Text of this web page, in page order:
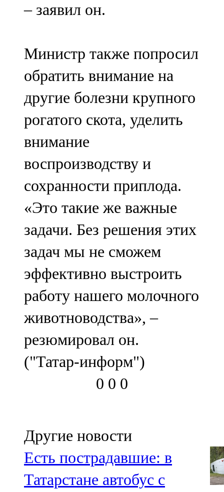
– заявил он.
Министр также попросил
обратить внимание на
другие болезни крупного
рогатого скота, уделить
внимание
воспроизводству и
сохранности приплода.
«Это такие же важные
задачи. Без решения этих
задач мы не сможем
эффективно выстроить
работу нашего молочного
животноводства», –
резюмировал он.
("Татар-информ")
0 0 0
Другие новости
Есть пострадавшие: в
Татарстане автобус с